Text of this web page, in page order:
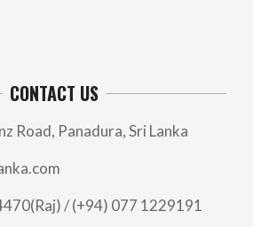
CONTACT US
Road, Panadura, Sri Lanka
/ (+94) 077 1229191